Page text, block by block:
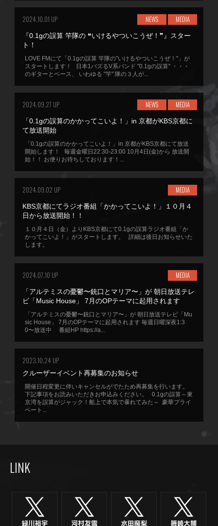
2024.10.01 UP NEWS MEDIA
『0.1gの誤算 竿隊の ❝いけるやついこうぜ！❞』スター
ト！
LOVE FMにて「0.1gの誤算 竿隊の"いけるやついこうぜ！"」が
スタートします！ 日本1バズるV系バンド "0.1gの誤算" ・・・
のギターとベース、 いわゆる "竿" 隊の３人が...
2024.09.27 UP NEWS MEDIA
「0.1gの誤算のかかってこいよ！」in 京都がKBS京都に
て放送開始
「0.1gの誤算のかかってこいよ！」in 京都がKBS京都にて放送
開始します！ 毎週金曜日22:30-23:00 10月4日(金)から 放送開
始！！ お便りお待ちしております！...
2024.09.02 UP MEDIA
KBS京都にてラジオ番組「かかってこいよ！」１０月４
日から放送開始！！
１０月４日（金）よりKBS京都にて0.1gの誤算ラジオ番組「か
かってこいよ！」がスタートします。 詳細は後日お知らせいた
します。
2024.07.10 UP MEDIA
「アルテミスの憂鬱〜銃口とマリア〜」が 朝日放送テレ
ビ「Music House」 7月のOPテーマに起用されます
「アルテミスの憂鬱〜銃口とマリア〜」が 朝日放送テレビ「Mu
sic House」 7月のOPテーマに起用されます 毎週日曜深夜1:3
0〜放送中 番組HP https://a...
2023.10.24 UP
クルーザーイベント再募集のお知らせ
開催日程変更に伴いキャンセルがでたため再募集を行います。
下記事項をお読みいただきお申込みください。 0.1gの誤算～東
京湾を誤算がジャック！船上で本気で暴れてみた～ 豪華プライ
ベート...
LINK